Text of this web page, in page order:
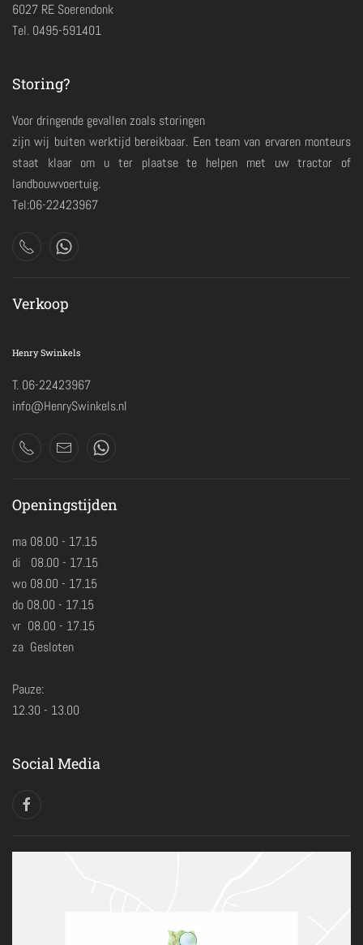
6027 RE Soerendonk
Tel. 0495-591401
Storing?
Voor dringende gevallen zoals storingen
zijn wij buiten werktijd bereikbaar. Een team van ervaren monteurs
staat klaar om u ter plaatse te helpen met uw tractor of
landbouwvoertuig.
Tel:06-22423967
Verkoop
Henry Swinkels
T. 06-22423967
info@HenrySwinkels.nl
Openingstijden
ma 08.00 - 17.15
di 08.00 - 17.15
wo 08.00 - 17.15
do 08.00 - 17.15
vr 08.00 - 17.15
za Gesloten
Pauze:
12.30 - 13.00
Social Media